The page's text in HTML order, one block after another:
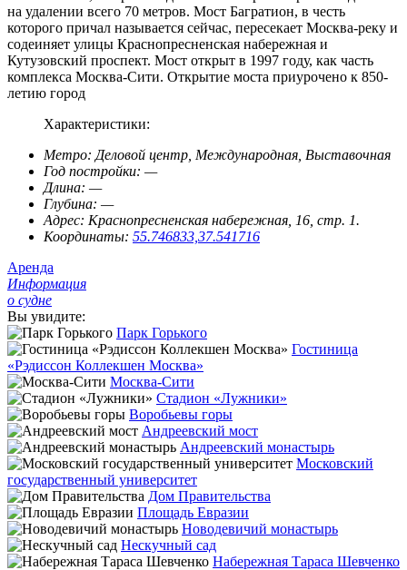
на удалении всего 70 метров. Мост Багратион, в честь
которого причал называется сейчас, пересекает Москва-реку и
содеиняет улицы Краснопресненская набережная и
Кутузовский проспект. Мост открыт в 1997 году, как часть
комплекса Москва-Сити. Открытие моста приурочено к 850-
летию город
Характеристики:
Метро: Деловой центр, Международная, Выставочная
Год постройки: —
Длина: —
Глубина: —
Адрес: Краснопресненская набережная, 16, стр. 1.
Координаты: 55.746833,37.541716
Аренда
Информация
о судне
Вы увидите:
Парк Горького
Гостиница
«Рэдиссон Коллекшен Москва»
Москва-Сити
Стадион «Лужники»
Воробьевы горы
Андреевский мост
Андреевский монастырь
Московский
государственный университет
Дом Правительства
Площадь Евразии
Новодевичий монастырь
Нескучный сад
Набережная Тараса Шевченко